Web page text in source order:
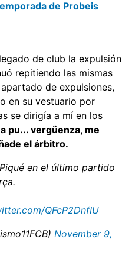
de Probeis
de club la expulsión
repitiendo las mismas
de expulsiones,
en su vestuario por
se dirigía a mí en los
pu... vergüenza, me
el árbitro.
en el último partido
QFcP2DnfIU
November 9,